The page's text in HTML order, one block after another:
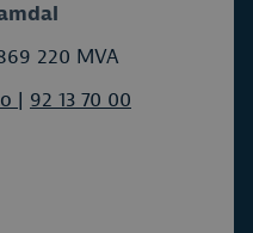
220 MVA
| 92 13 70 00